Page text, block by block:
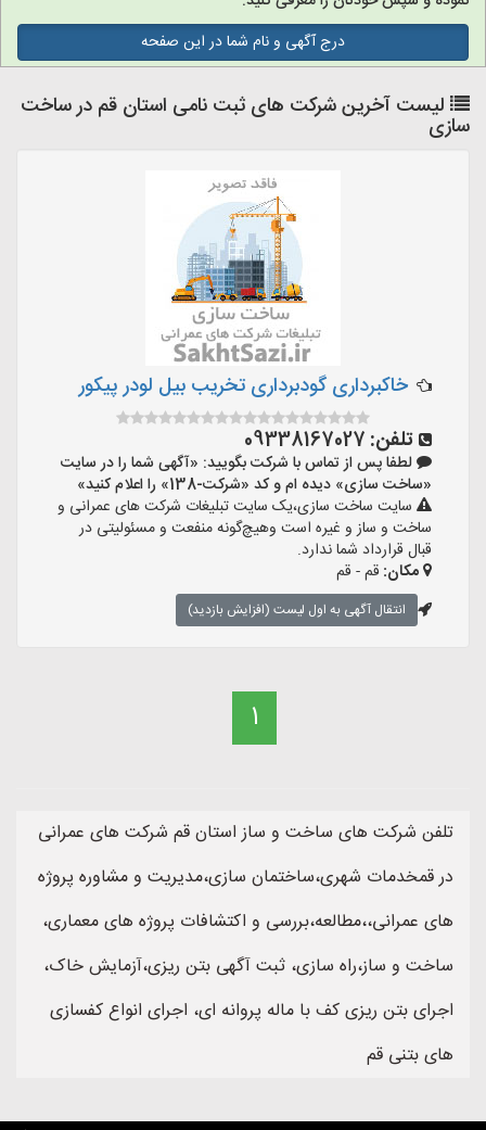
درج آگهی و نام شما در این صفحه
لیست آخرین شرکت های ثبت نامی استان قم در ساخت
سازی
خاکبرداری گودبرداری تخریب بیل لودر پیکور
تلفن: 09338167027
لطفا پس از تماس با شرکت بگویید: «آگهی شما را در سایت
«ساخت سازی» دیده ام و کد «شرکت-138» را اعلام کنید»
سایت ساخت سازی،یک سایت تبلیغات شرکت های عمرانی و
ساخت و ساز و غیره است وهیچ‌گونه منفعت و مسئولیتی در
قبال قرارداد شما ندارد.
مکان: قم - قم
انتقال آگهی به اول لیست (افزایش بازدید)
1
تلفن شرکت های ساخت و ساز استان قم شرکت های عمرانی
در قمخدمات شهری،ساختمان سازی،مدیریت و مشاوره پروژه
های عمرانی،،مطالعه،بررسی و اکتشافات پروژه های معماری،
ساخت و ساز،راه سازی، ثبت آگهی بتن ریزی،آزمایش خاک،
اجرای بتن ریزی کف با ماله پروانه ای، اجرای انواع کفسازی
های بتنی قم